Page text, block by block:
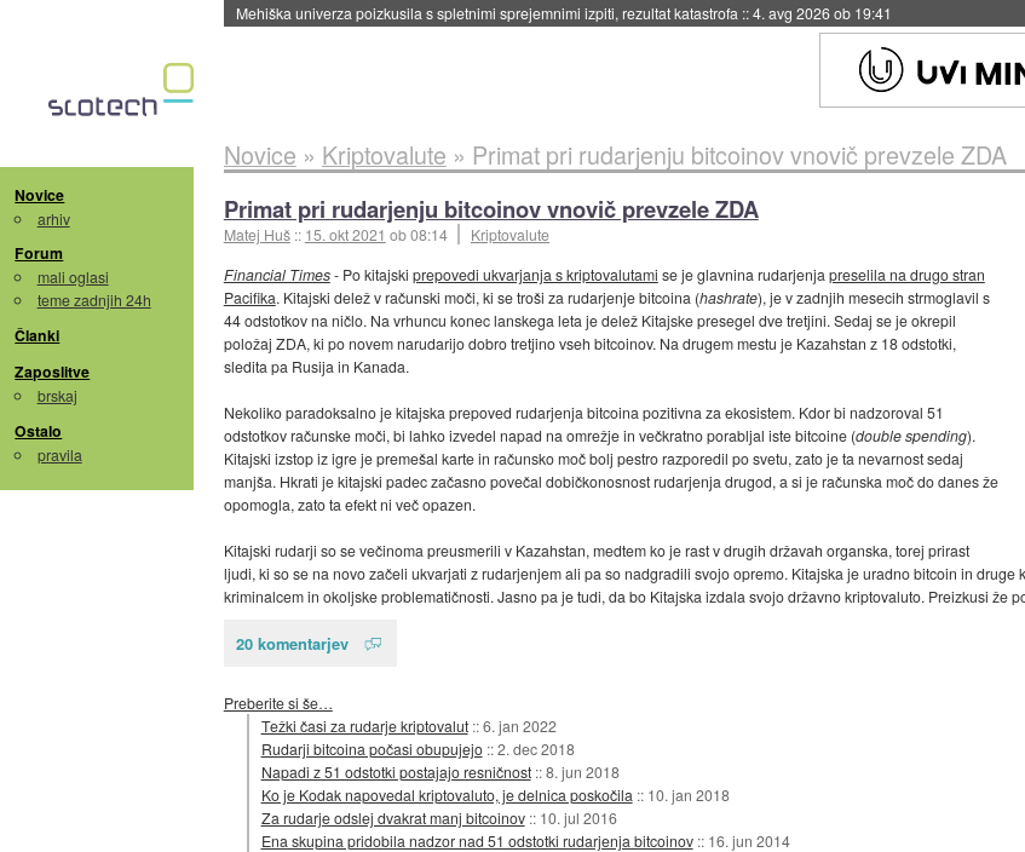
Evropska vesoljska agencija razvija svojo raketo za večkratno uporabo::4. avg 2026 ob 19:41
Novice
arhiv
Forum
mali oglasi
teme zadnjih 24h
Članki
Zaposlitve
brskaj
Ostalo
pravila
Novice » Kriptovalute » Primat pri rudarjenju bitcoinov vnovič prevzele ZDA
Primat pri rudarjenju bitcoinov vnovič prevzele ZDA
Matej Huš :: 15. okt 2021 ob 08:14
Kriptovalute
Financial Times- Po kitajski prepovedi ukvarjanja s kriptovalutami se je glavnina rudarjenja preselila na drugo stran
Pacifika. Kitajski delež v računski moči, ki se troši za rudarjenje bitcoina (hashrate), je v zadnjih mesecih strmoglavil s
44 odstotkov na ničlo. Na vrhuncu konec lanskega leta je delež Kitajske presegel dve tretjini. Sedaj se je okrepil
položaj ZDA, ki po novem narudarijo dobro tretjino vseh bitcoinov. Na drugem mestu je Kazahstan z 18 odstotki,
sledita pa Rusija in Kanada.
Nekoliko paradoksalno je kitajska prepoved rudarjenja bitcoina pozitivna za ekosistem. Kdor bi nadzoroval 51
odstotkov računske moči, bi lahko izvedel napad na omrežje in večkratno porabljal iste bitcoine (double spending).
Kitajski izstop iz igre je premešal karte in računsko moč bolj pestro razporedil po svetu, zato je ta nevarnost sedaj
manjša. Hkrati je kitajski padec začasno povečal dobičkonosnost rudarjenja drugod, a si je računska moč do danes že
opomogla, zato ta efekt ni več opazen.
Kitajski rudarji so se večinoma preusmerili v Kazahstan, medtem ko je rast v drugih državah organska, torej prirast
ljudi, ki so se na novo začeli ukvarjati z rudarjenjem ali pa so nadgradili svojo opremo. Kitajska je uradno bitcoin in
kriminalcem in okoljske problematičnosti. Jasno pa je tudi, da bo Kitajska izdala svojo državno kriptovaluto. Preizkusi že
20 komentarjev
Preberite si še…
Težki časi za rudarje kriptovalut ::6. jan 2022
Rudarji bitcoina počasi obupujejo ::2. dec 2018
Napadi z 51 odstotki postajajo resničnost ::8. jun 2018
Ko je Kodak napovedal kriptovaluto, je delnica poskočila :: 10. jan 2018
Za rudarje odslej dvakrat manj bitcoinov :: 10. jul 2016
Ena skupina pridobila nadzor nad 51 odstotki rudarjenja bitcoinov :: 16. jun 2014